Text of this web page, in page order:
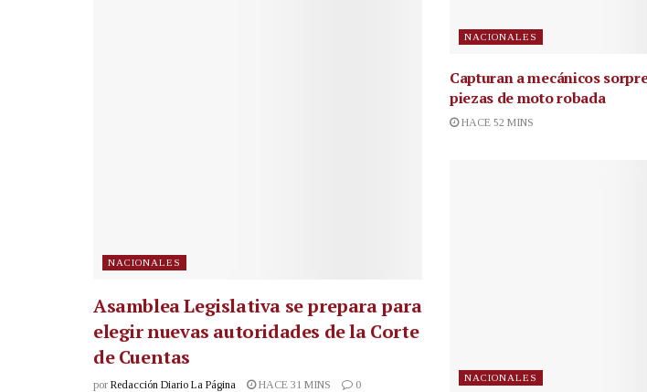
NACIONALES
Asamblea Legislativa se prepara para
elegir nuevas autoridades de la Corte
de Cuentas
por Redacción Diario La Página HACE 31 MINS 0
NACIONALES
Capturan a mecánicos
piezas de moto robada
HACE 52 MINS
NACIONALES